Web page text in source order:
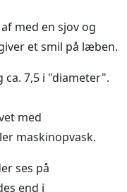
med en sjov og
et smil på læben.
ca. 7,5 i "diameter".
med
maskinopvask.
ses på
end i